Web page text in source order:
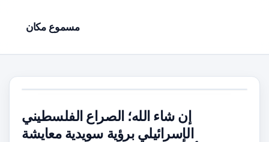
مسموع مكان
إن شاء الله؛ الصراع الفلسطيني
الإسرائيلي برؤية سويدية معايشة